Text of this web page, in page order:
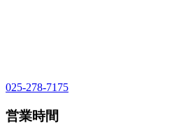
025-278-7175
営業時間